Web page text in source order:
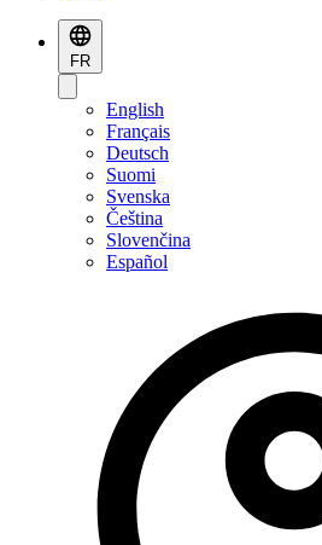
FR
English
Français
Deutsch
Suomi
Svenska
Čeština
Slovenčina
Español